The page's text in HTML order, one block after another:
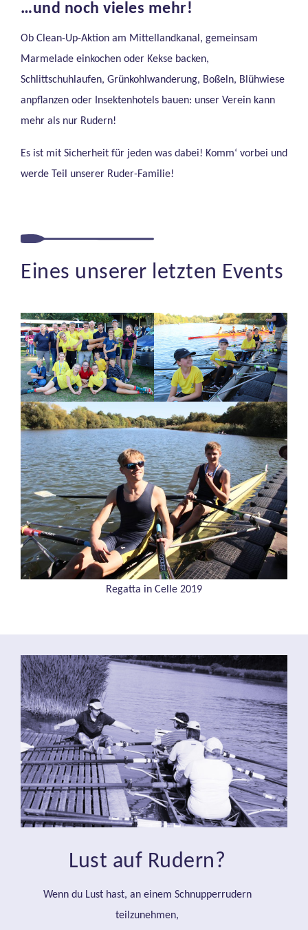
…und noch vieles mehr!
Ob Clean-Up-Aktion am Mittellandkanal, gemeinsam
Marmelade einkochen oder Kekse backen,
Schlittschuhlaufen, Grünkohlwanderung, Boßeln, Blühwiese
anpflanzen oder Insektenhotels bauen: unser Verein kann
mehr als nur Rudern!
Es ist mit Sicherheit für jeden was dabei! Komm‘ vorbei und
werde Teil unserer Ruder-Familie!
Eines unserer letzten Events
Regatta in Celle 2019
Lust auf Rudern?
Wenn du Lust hast, an einem Schnupperrudern
teilzunehmen,